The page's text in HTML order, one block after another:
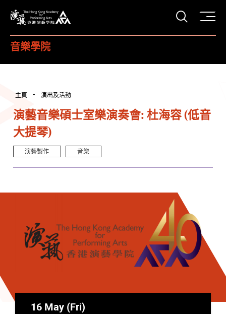
打開
音樂學院
主頁 演出及活動
演藝音樂碩士室樂演奏會: 杜海容 (低音
大提琴)
演藝製作 音樂
16 May (Fri)